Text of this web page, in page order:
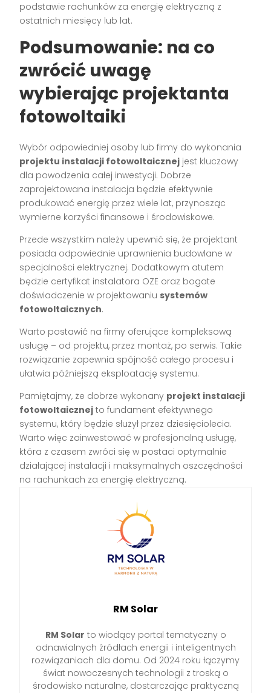
podstawie rachunków za energię elektryczną z
ostatnich miesięcy lub lat.
Podsumowanie: na co
zwrócić uwagę
wybierając projektanta
fotowoltaiki
Wybór odpowiedniej osoby lub firmy do wykonania
projektu instalacji fotowoltaicznej jest kluczowy
dla powodzenia całej inwestycji. Dobrze
zaprojektowana instalacja będzie efektywnie
produkować energię przez wiele lat, przynosząc
wymierne korzyści finansowe i środowiskowe.
Przede wszystkim należy upewnić się, że projektant
posiada odpowiednie uprawnienia budowlane w
specjalności elektrycznej. Dodatkowym atutem
będzie certyfikat instalatora OZE oraz bogate
doświadczenie w projektowaniu systemów
fotowoltaicznych.
Warto postawić na firmy oferujące kompleksową
usługę – od projektu, przez montaż, po serwis. Takie
rozwiązanie zapewnia spójność całego procesu i
ułatwia późniejszą eksploatację systemu.
Pamiętajmy, że dobrze wykonany projekt instalacji
fotowoltaicznej to fundament efektywnego
systemu, który będzie służył przez dziesięciolecia.
Warto więc zainwestować w profesjonalną usługę,
która z czasem zwróci się w postaci optymalnie
działającej instalacji i maksymalnych oszczędności
na rachunkach za energię elektryczną.
RM Solar
RM Solar to wiodący portal tematyczny o
odnawialnych źródłach energii i inteligentnych
rozwiązaniach dla domu. Od 2024 roku łączymy
świat nowoczesnych technologii z troską o
środowisko naturalne, dostarczając praktyczną